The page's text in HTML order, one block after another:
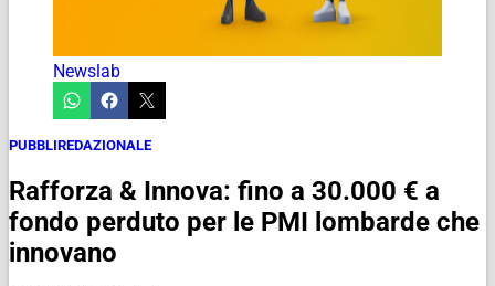
Newslab
PUBBLIREDAZIONALE
Rafforza & Innova: fino a 30.000 € a
fondo perduto per le PMI lombarde che
innovano